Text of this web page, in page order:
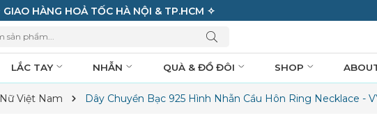
HÀNG HOẢ TỐC HÀ NỘI & TP.HCM ✧
LẮC TAY NHẪN QUÀ & ĐỒ ĐÔI SHOP
Việt Nam Dây Chuyền Bạc 925 Hình Nhẫn Cầu Hôn Ring Necklace -